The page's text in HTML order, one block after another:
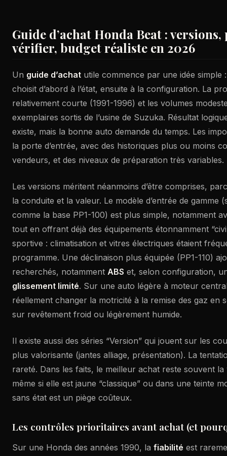
Guide d’achat Honda Beat :
vérifier, budget réaliste en 2026
Un guide d’achat utile commence par une idée simple
choisit d’abord à l’état, ensuite à la configuration. La
relativement courte (1991-1996) et les volumes
exemplaires sortis de l’usine de Suzuka. Résultat
existe, mais la bonne auto demande du temps. Les
la porte d’entrée, avec des historiques plus ou moins
vendeurs, et des niveaux de préparation très variables.
Les versions méritent néanmoins d’être comprises,
la conduite et la valeur. Le modèle d’entrée de gamme
comme la base PP1-100) est plus simple, notamment
tout en offrant déjà des équipements étonnamment
sportive : climatisation et vitres électriques étaient
programme. Une déclinaison plus équipée (PP1-110)
recherchés, notamment ABS et, selon configuration,
glissement limité. Sur une auto légère à moteur
réellement changer la motricité à la remise des gaz en
sur revêtement froid ou légèrement humide.
Il existe aussi des séries “Version” qui jouent sur les
plus valorisante (jantes alliage, présentation). La
rareté. Dans les faits, le meilleur achat reste souvent
même si elle est jaune “classique” ou dans une teinte
sans état est un piège coûteux.
Les contrôles prioritaires avant achat (et
Sur une Honda des années 1990, la fiabilité est